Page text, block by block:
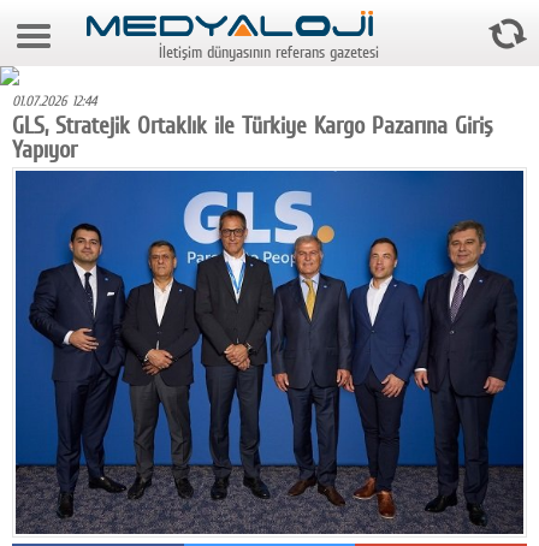
8 Ağustos 2026 22:25:05
Foto Galeri
Video Galeri
Medya
Reyting-tiraj
Teknoloji
Televizyon
Dünya
Pr
İletişim dünyasının referans gazetesi
01.07.2026 12:44
GLS, Stratejik Ortaklık ile Türkiye Kargo Pazarına Giriş
Yapıyor